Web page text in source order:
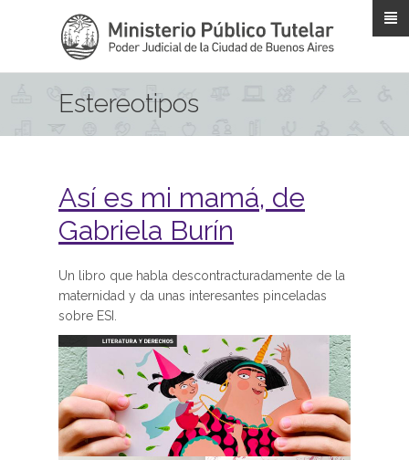
Estereotipos
Así es mi mamá, de
Gabriela Burín
Un libro que habla descontracturadamente de la
maternidad y da unas interesantes pinceladas
sobre ESI.